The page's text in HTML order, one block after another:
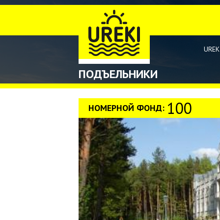
ВЫ
ЗДЕСЬ
ПОДЪЕЛЬНИКИ
НОМЕРНОЙ ФОНД: 100